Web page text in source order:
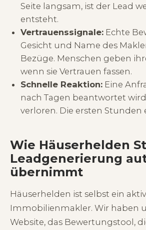
Seite langsam, ist der Lead
entsteht.
Vertrauenssignale:Echte
Gesicht und Name des
Bezüge. Menschen geben
wenn sie Vertrauen fassen.
Schnelle Reaktion:Eine
nach Tagen beantwortet
verloren. Die ersten Stunden
Wie Häuserhelden
Leadgenerierung
übernimmt
Häuserhelden ist selbst ein
Immobilienmakler. Wir haben
Website, das Bewertungstool,